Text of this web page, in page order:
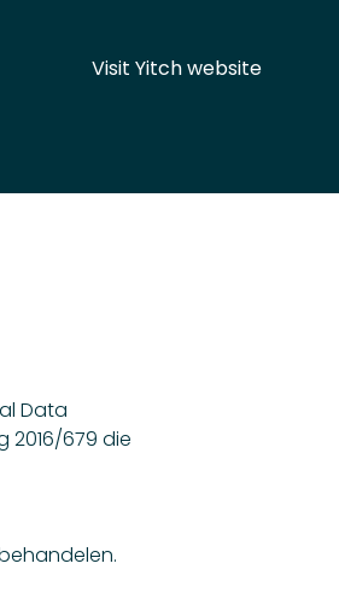
Visit Yitch website
Data
2016/679 die